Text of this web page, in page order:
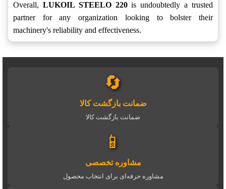
Overall, LUKOIL STEELO 220is undoubtedly a trusted
partner for any organization looking to bolster their
machinery's reliability and effectiveness.
🔄
ضمانت بازگشت کالا
ضمانت بازگشت کالا
📱
مشاوره تخصصی
مشاوره حرفه‌ای برای انتخاب محصول